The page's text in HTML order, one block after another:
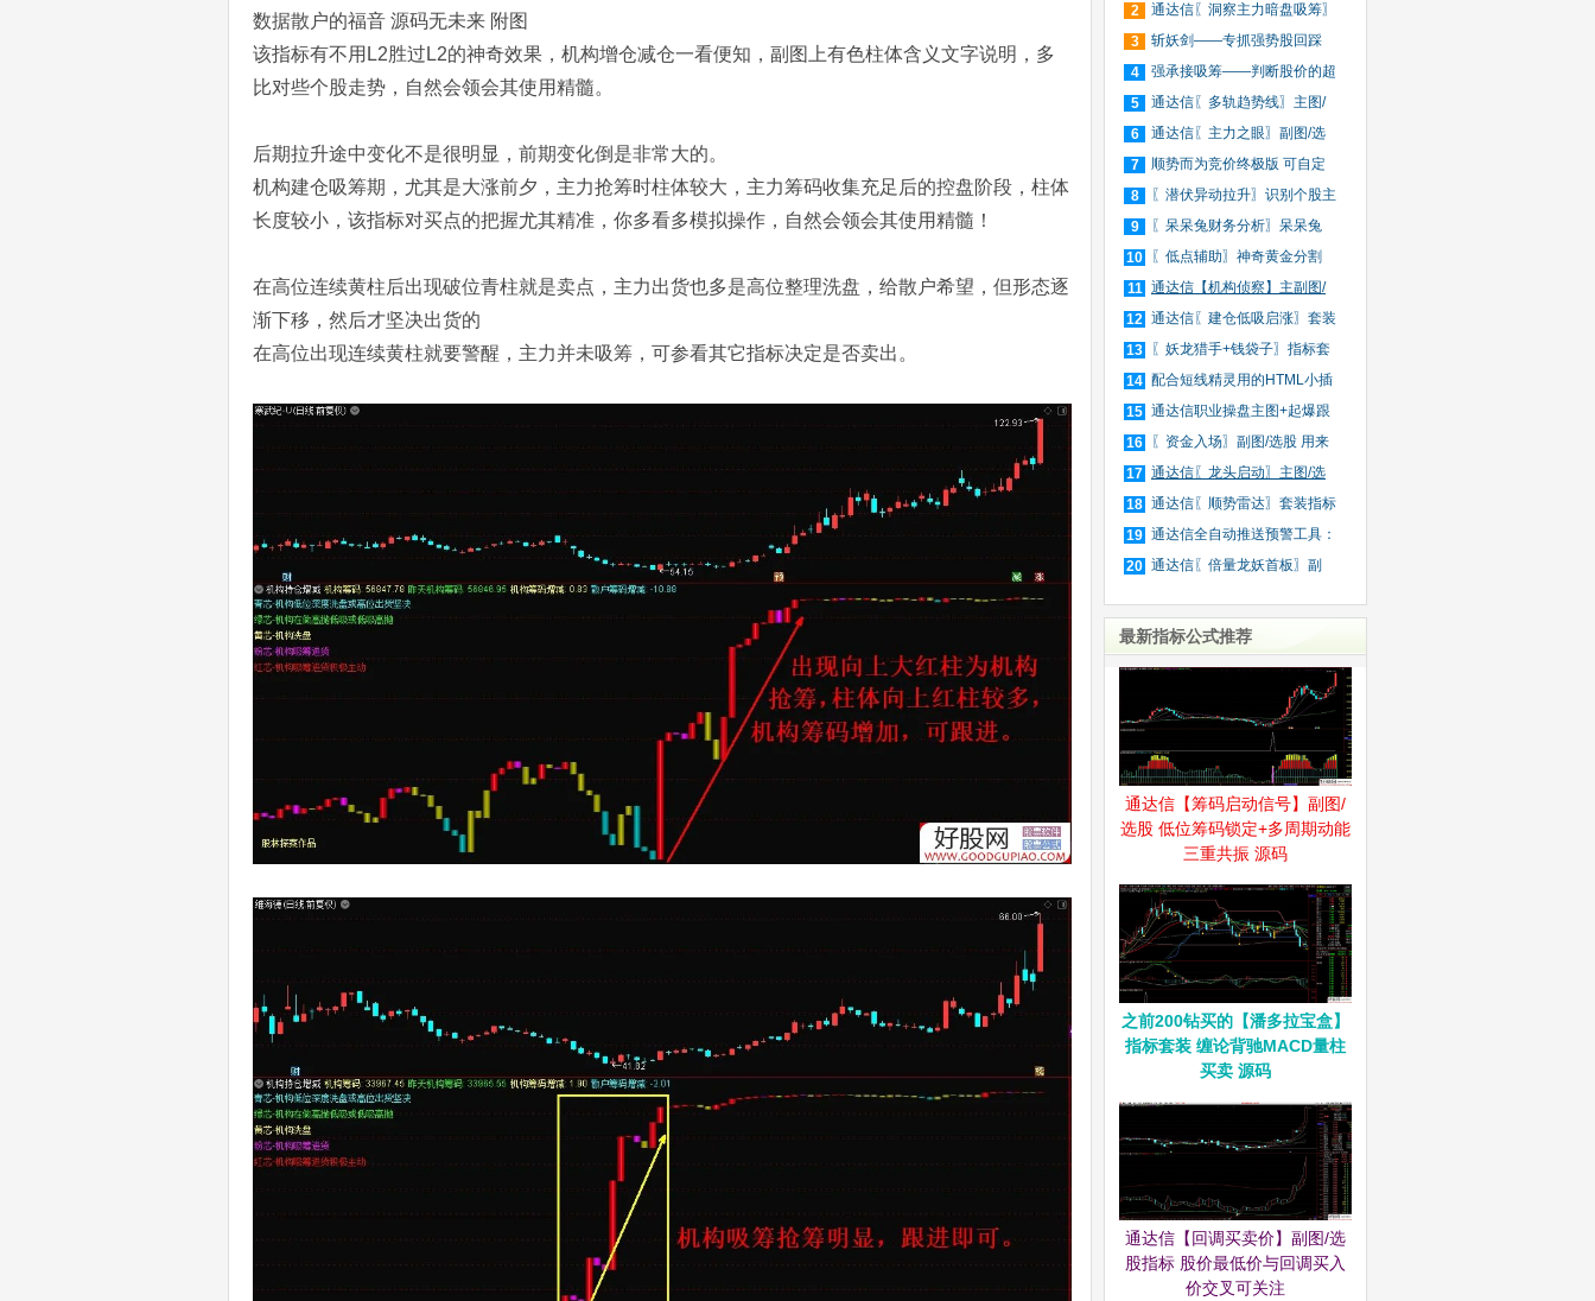
数据散户的福音 源码无未来 附图
该指标有不用L2胜过L2的神奇效果，机构增仓减仓一看便知，副图上有色柱体含义文字说明，多
比对些个股走势，自然会领会其使用精髓。
后期拉升途中变化不是很明显，前期变化倒是非常大的。
机构建仓吸筹期，尤其是大涨前夕，主力抢筹时柱体较大，主力筹码收集充足后的控盘阶段，柱体
长度较小，该指标对买点的把握尤其精准，你多看多模拟操作，自然会领会其使用精髓！
在高位连续黄柱后出现破位青柱就是卖点，主力出货也多是高位整理洗盘，给散户希望，但形态逐
渐下移，然后才坚决出货的
在高位出现连续黄柱就要警醒，主力并未吸筹，可参看其它指标决定是否卖出。
入
2
通达信〖洞察主力暗盘吸筹〗
捕
3
斩妖剑——专抓强势股回踩
20日
4
强承接吸筹——判断股价的超
买
5
通达信〖多轨趋势线〗主图/
选
6
通达信〖主力之眼〗副图/选
股
7
顺势而为竞价终极版 可自定
义
8
〖潜伏异动拉升〗识别个股主
力
9
〖呆呆兔财务分析〗呆呆兔
F10
10
〖低点辅助〗神奇黄金分割
+趋
11 通达信【机构侦察】主副图/
选
12 通达信〖建仓低吸启涨〗套装
指
13
〖妖龙猎手+钱袋子〗指标套
装
14 配合短线精灵用的HTML小插
件
15 通达信职业操盘主图+起爆跟
庄
16
〖资金入场〗副图/选股 用来
抓
17 通达信〖龙头启动〗主图/选
股
18 通达信〖顺势雷达〗套装指标
19 通达信全自动推送预警工具：
公
20 通达信〖倍量龙妖首板〗副
最新指标公式推荐
通达信【筹码启动信号】副图/
选股 低位筹码锁定+多周期动能
三重共振 源码
之前200钻买的【潘多拉宝盒】
指标套装 缠论背驰MACD量柱
买卖 源码
通达信【回调买卖价】副图/选
股指标 股价最低价与回调买入
价交叉可关注